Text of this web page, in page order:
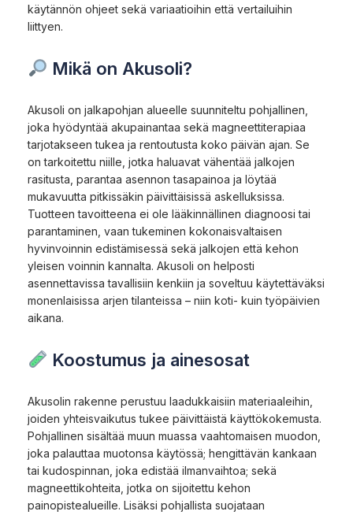
käytännön ohjeet sekä variaatioihin että vertailuihin
liittyen.
Mikä on Akusoli?
Akusoli on jalkapohjan alueelle suunniteltu pohjallinen,
joka hyödyntää akupainantaa sekä magneettiterapiaa
tarjotakseen tukea ja rentoutusta koko päivän ajan. Se
on tarkoitettu niille, jotka haluavat vähentää jalkojen
rasitusta, parantaa asennon tasapainoa ja löytää
mukavuutta pitkissäkin päivittäisissä askelluksissa.
Tuotteen tavoitteena ei ole lääkinnällinen diagnoosi tai
parantaminen, vaan tukeminen kokonaisvaltaisen
hyvinvoinnin edistämisessä sekä jalkojen että kehon
yleisen voinnin kannalta. Akusoli on helposti
asennettavissa tavallisiin kenkiin ja soveltuu käytettäväksi
monenlaisissa arjen tilanteissa – niin koti- kuin työpäivien
aikana.
Koostumus ja ainesosat
Akusolin rakenne perustuu laadukkaisiin materiaaleihin,
joiden yhteisvaikutus tukee päivittäistä käyttökokemusta.
Pohjallinen sisältää muun muassa vaahtomaisen muodon,
joka palauttaa muotonsa käytössä; hengittävän kankaan
tai kudospinnan, joka edistää ilmanvaihtoa; sekä
magneettikohteita, jotka on sijoitettu kehon
painopistealueille. Lisäksi pohjallista suojataan